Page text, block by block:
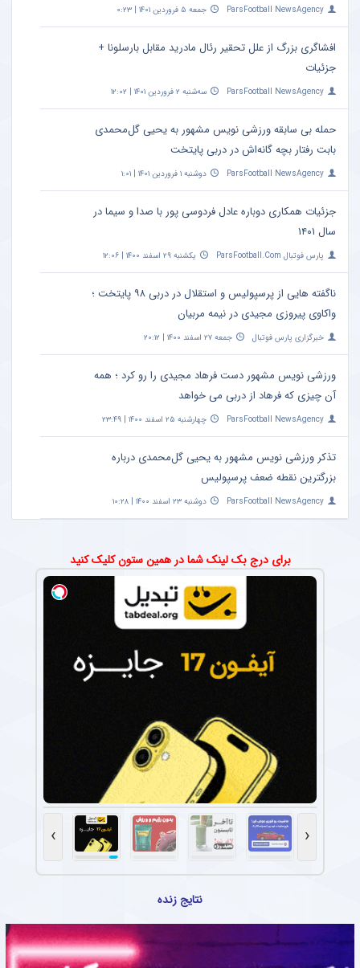
ParsFootball NewsAgency جمعه ۵ فروردین ۱۴۰۱ | ۰:۲۳
افشاگری بزرگ از علل تحقیر رئال مادرید مقابل بارسلونا +
جزئیات
ParsFootball NewsAgency سه‌شنبه ۲ فروردین ۱۴۰۱ | ۱۲:۰۲
حمله بی سابقه ورزشی نویس مشهور به یحیی گل‌محمدی
بابت رفتار بچه گانه‌اش در دربی پایتخت
ParsFootball NewsAgency دوشنبه ۱ فروردین ۱۴۰۱ | ۱:۰۱
جزئیات همکاری دوباره عادل فردوسی‌ پور با صدا و سیما در
سال ۱۴۰۱
پارس فوتبال ParsFootball.Com یکشنبه ۲۹ اسفند ۱۴۰۰ | ۱۲:۰۶
ناگفته هایی از پرسپولیس و استقلال در دربی ۹۸ پایتخت ؛
واکاوی پیروزی مجیدی در نیمه مربیان
خبرگزاری پارس فوتبال جمعه ۲۷ اسفند ۱۴۰۰ | ۲۰:۱۲
ورزشی نویس مشهور دست فرهاد مجیدی را رو کرد ؛ همه
آن چیزی که فرهاد از دربی می خواهد
ParsFootball NewsAgency چهارشنبه ۲۵ اسفند ۱۴۰۰ | ۲۳:۴۹
تذکر ورزشی نویس مشهور به یحیی گل‌محمدی درباره
بزرگترین نقطه ضعف پرسپولیس
ParsFootball NewsAgency دوشنبه ۲۳ اسفند ۱۴۰۰ | ۱۰:۲۸
برای درج بک لینک شما در همین ستون کلیک کنید
‹
›
نتایج زنده